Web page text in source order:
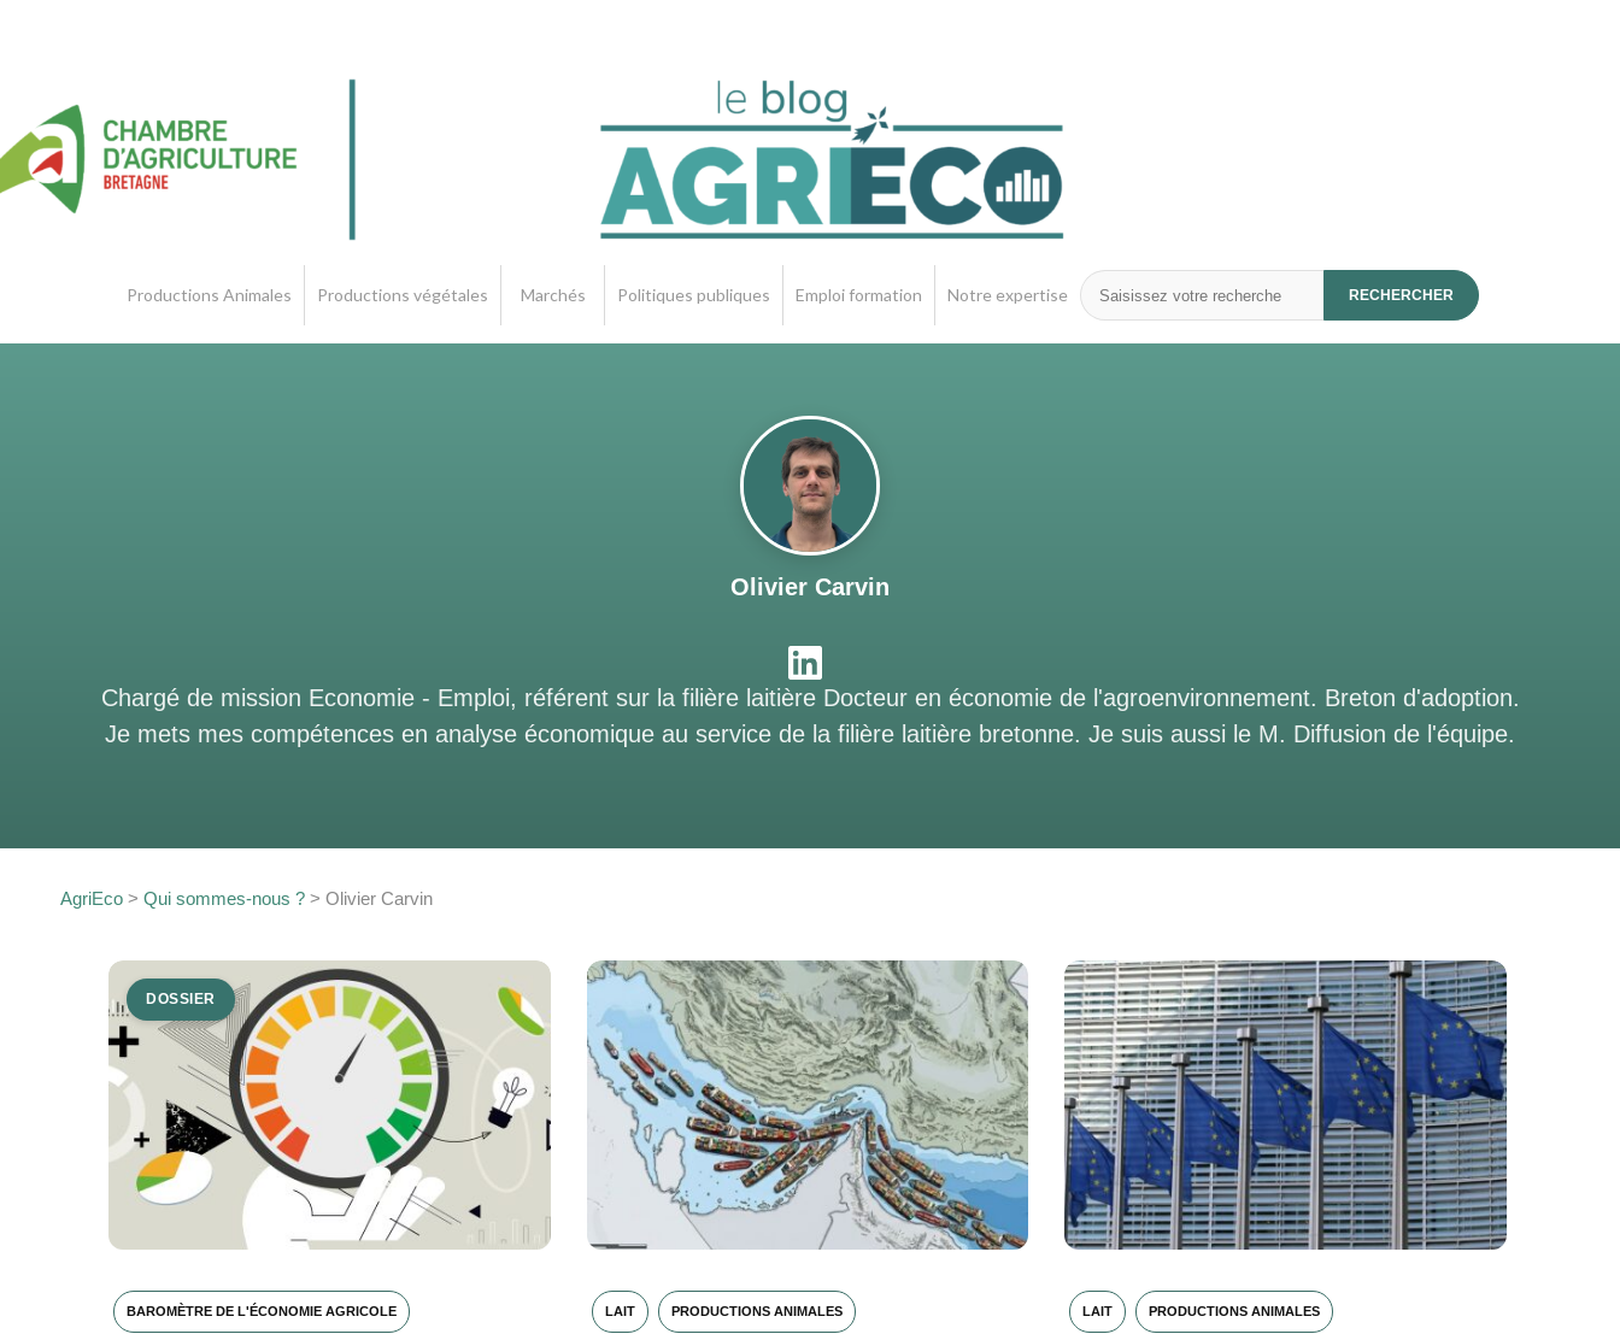
Productions Animales Productions végétales Marchés Politiques publiques Emploi formation Notre expertise
Rechercher
RECHERCHER
Olivier Carvin
Chargé de mission Economie - Emploi, référent sur la filière laitière Docteur en économie de l'agroenvironnement. Breton d'adoption.
Je mets mes compétences en analyse économique au service de la filière laitière bretonne. Je suis aussi le M. Diffusion de l'équipe.
AgriEco > Qui sommes-nous ? > Olivier Carvin
DOSSIER
BAROMÈTRE DE L'ÉCONOMIE AGRICOLE LAIT PRODUCTIONS ANIMALES LAIT PRODUCTIONS ANIMALES